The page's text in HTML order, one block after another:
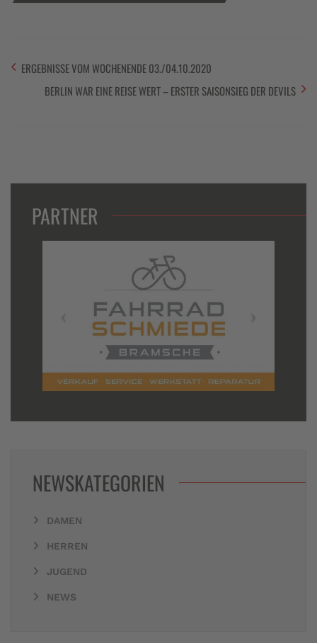
ERGEBNISSE VOM WOCHENENDE 03./04.10.2020
BERLIN WAR EINE REISE WERT – ERSTER SAISONSIEG DER DEVILS
PARTNER
NEWSKATEGORIEN
DAMEN
HERREN
JUGEND
NEWS